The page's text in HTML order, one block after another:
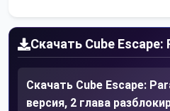
Скачать Cube Escape:
Скачать Cube Escape:
версия, 2 глава